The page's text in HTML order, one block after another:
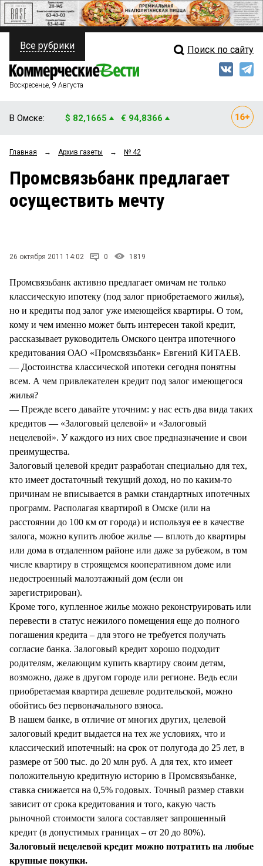
ПОЛИТИКА
ФИНАНСЫ
ОБЩЕСТВО
ЗАКОН
НОВОСТИ КОМПАНИЙ
СТИЛЬ ЖИЗНИ
Свежий выпуск
Рейтинги
Блоги
Все рубрики Поиск по сайту
Воскресенье, 9 Августа
В Омске: $ 82,1665 € 94,8366
Главная → Архив газеты → № 42
Промсвязьбанк предлагает
осуществить мечту
26 октября 2011 14:02 0 1819
Промсвязьбанк активно предлагает омичам не только
классическую ипотеку (под залог приобретаемого жилья),
но и кредиты под залог уже имеющейся квартиры. О том,
кому и чем именно может быть интересен такой кредит,
рассказывает руководитель Омского центра ипотечного
кредитования ОАО «Промсвязьбанк» Евгений КИТАЕВ.
— Достоинства классической ипотеки сегодня понятны
всем. А чем привлекателен кредит под залог имеющегося
жилья?
— Прежде всего давайте уточним: у нас есть два вида таких
кредитов — «Залоговый целевой» и «Залоговый
нецелевой». У каждого из них свое предназначение и свои
преимущества.
Залоговый целевой кредит разработан специально для тех,
кто имеет достаточный текущий доход, но по каким-то
причинам не вписывается в рамки стандартных ипотечных
программ. Располагая квартирой в Омске (или на
расстоянии до 100 км от города) и используя ее в качестве
залога, можно купить любое жилье — вплоть до квартиры
или дома в отдаленном районе или даже за рубежом, в том
числе квартиру в строящемся кооперативном доме или
недостроенный малоэтажный дом (если он
зарегистрирован).
Кроме того, купленное жилье можно реконструировать или
перевести в статус нежилого помещения еще до полного
погашения кредита – для этого не требуется получать
согласие банка. Залоговый кредит хорошо подходит
родителям, желающим купить квартиру своим детям,
возможно, даже в другом городе или регионе. Ведь если
приобретаемая квартира дешевле родительской, можно
обойтись без первоначального взноса.
В нашем банке, в отличие от многих других, целевой
залоговый кредит выдается на тех же условиях, что и
классический ипотечный: на срок от полугода до 25 лет, в
размере от 500 тыс. до 20 млн руб. А для тех, кто имеет
положительную кредитную историю в Промсвязьбанке,
ставка снижается на 0,5% годовых. Точный размер ставки
зависит от срока кредитования и того, какую часть
рыночной стоимости залога составляет запрошенный
кредит (в допустимых границах – от 20 до 80%).
Залоговый нецелевой кредит можно потратить на любые
крупные покупки.